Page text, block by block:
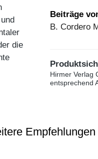
die
Beiträge
B. Cordero
Hirmer Verlag
entsprechend
Empfehlungen